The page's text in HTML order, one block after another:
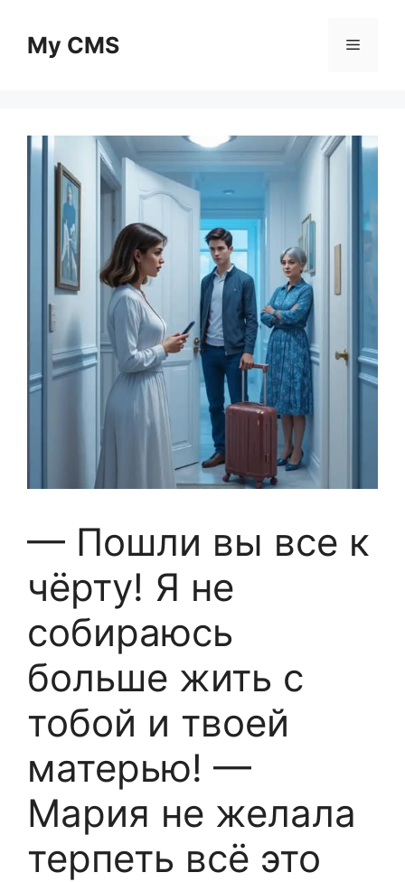
contentMy CMS Menu
— Пошли вы все к
чёрту! Я не
собираюсь
больше жить с
тобой и твоей
матерью! —
Мария не желала
терпеть всё это